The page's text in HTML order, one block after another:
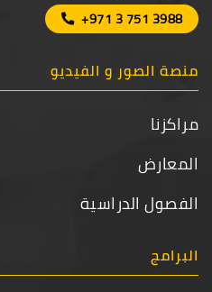
+971 3 751 3988
منصة الصور و الفيديو
مراكزنا
المعارض
الفصول الدراسية
البرامج